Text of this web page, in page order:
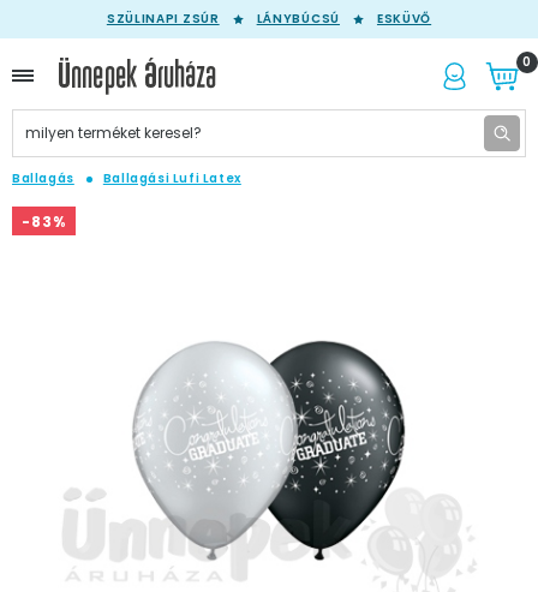
SZÜLINAPI ZSÚR LÁNYBÚCSÚ ESKÜVŐ
0
Ballagás Ballagási Lufi Latex
-83%